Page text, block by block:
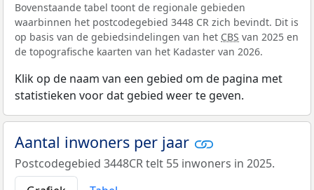
Bovenstaande tabel toont de regionale gebieden
waarbinnen het postcodegebied 3448 CR zich bevindt. Dit is
op basis van de gebiedsindelingen van het CBS van 2025 en
de topografische kaarten van het Kadaster van 2026.
Klik op de naam van een gebied om de pagina met
statistieken voor dat gebied weer te geven.
Aantal inwoners per jaar
Postcodegebied 3448CR telt 55 inwoners in 2025.